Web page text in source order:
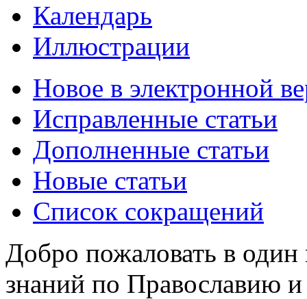
Календарь
Иллюстрации
Новое в электронной
Исправленные статьи
Дополненные статьи
Новые статьи
Список сокращений
Добро пожаловать в
знаний по Православию